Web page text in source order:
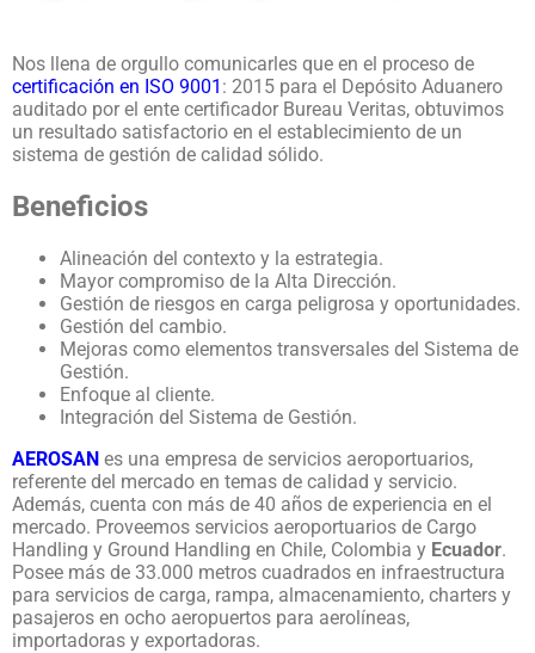
Nos llena de orgullo comunicarles que en el proceso de
certificación en ISO 9001 : 2015 para el Depósito Aduanero
auditado por el ente certificador Bureau Veritas, obtuvimos
un resultado satisfactorio en el establecimiento de un
sistema de gestión de calidad sólido.
Beneficios
Alineación del contexto y la estrategia.
Mayor compromiso de la Alta Dirección.
Gestión de riesgos en carga peligrosa y oportunidades.
Gestión del cambio.
Mejoras como elementos transversales del Sistema de
Gestión.
Enfoque al cliente.
Integración del Sistema de Gestión.
AEROSAN es una empresa de servicios aeroportuarios,
referente del mercado en temas de calidad y servicio.
Además, cuenta con más de 40 años de experiencia en el
mercado. Proveemos servicios aeroportuarios de Cargo
Handling y Ground Handling en Chile, Colombia y Ecuador.
Posee más de 33.000 metros cuadrados en infraestructura
para servicios de carga, rampa, almacenamiento, charters y
pasajeros en ocho aeropuertos para aerolíneas,
importadoras y exportadoras.